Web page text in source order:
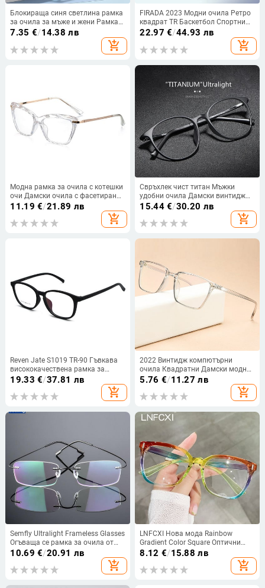
Блокираща синя светлина рамка
за очила за мъже и жени Рамка
за очила с оптична рецепта
Пълна рамка Пластмасови
очила Rx-ble
7.35 €/14.38 лв
add_shopping_cart
FIRADA 2023 Модни очила Ретро
квадрат TR Баскетбол Спортни
очила Късогледство Оптична
рамка за диоптрични очила за
мъже 6201G
22.97 €/44.93 лв
add_shopping_cart
Модна рамка за очила с котешки
очи Дамски очила с фасетиран
кристал могат да бъдат
късогледство Рамка за мъжки
11.19 €/21.89 лв
add_shopping_cart
Свръхлек чист титан Мъжки
удобни очила Дамски винтидж
кръгли големи рамки Оптични
очила за четене с късогледство
15.44€/30.20 лв
add_shopping_cart
Reven Jate S1019 TR-90 Гъвкава
висококачествена рамка за
очила с пълна рамка за мъже и
жени Оптична рамка за очила
Очила
19.33 €/37.81 лв
add_shopping_cart
2022 Винтидж компютърни
очила Квадратни Дамски модни
прозрачни очила Мъжки оптични
късогледство Пластмасови
очила Рамка за очила
5.76 €/11.27 лв
add_shopping_cart
Semfly Ultralight Frameless Glasses
Огъваща се рамка за очила от
титаниева сплав
разтегливи очила с метални
10.69 €/20.91 лв
add_shopping_cart
LNFCXI Нова мода Rainbow
Gradient Color Square Оптични
анти-сини очила Дамски ретро
очила Женски очила Oculos
8.12 €/15.88 лв
add_shopping_cart